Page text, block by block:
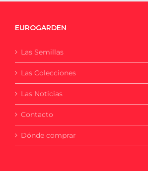
EUROGARDEN
Las Semillas
Las Colecciones
Las Noticias
Contacto
Dónde comprar